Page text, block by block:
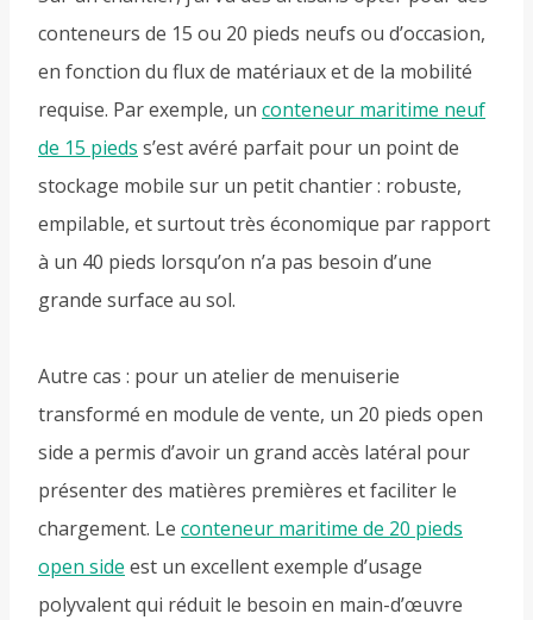
conteneurs de 15 ou 20 pieds neufs ou d’occasion,
en fonction du flux de matériaux et de la mobilité
requise. Par exemple, un conteneur maritime neuf
de 15 pieds s’est avéré parfait pour un point de
stockage mobile sur un petit chantier : robuste,
empilable, et surtout très économique par rapport
à un 40 pieds lorsqu’on n’a pas besoin d’une
grande surface au sol.
Autre cas : pour un atelier de menuiserie
transformé en module de vente, un 20 pieds open
side a permis d’avoir un grand accès latéral pour
présenter des matières premières et faciliter le
chargement. Le conteneur maritime de 20 pieds
open side est un excellent exemple d’usage
polyvalent qui réduit le besoin en main-d’œuvre